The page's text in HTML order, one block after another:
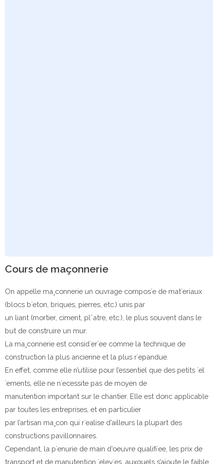
Cours de maçonnerie
On appelle ma¸connerie un ouvrage compos´e de mat´eriaux
(blocs b´eton, briques, pierres, etc.) unis par
un liant (mortier, ciment, plˆatre, etc.), le plus souvent dans le
but de construire un mur.
La ma¸connerie est consid´er´ee comme la technique de
construction la plus ancienne et la plus r´epandue.
En effet, comme elle n’utilise pour l’essentiel que des petits ´el
´ements, elle ne n´ecessite pas de moyen de
manutention important sur le chantier. Elle est donc applicable
par toutes les entreprises, et en particulier
par l’artisan ma¸con qui r´ealise d’ailleurs la plupart des
constructions pavillonnaires.
Cependant, la p´enurie de main d’oeuvre qualifi´ee, les prix de
transport et de manutention ´elev´es, auxquels s’ajoute le faible